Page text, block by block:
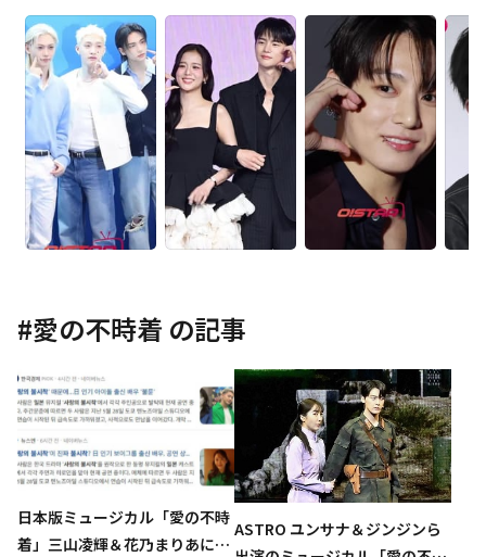
#愛の不時着 の記事
日本版ミュージカル「愛の不時
着」三山凌輝＆花乃まりあに不
ASTRO ユンサナ＆ジンジンら